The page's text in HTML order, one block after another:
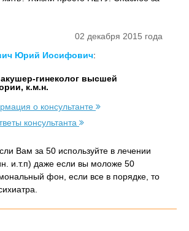
02 декабря 2015 года
Юрий Иосифович:
гинеколог высшей
к.м.н.
о консультанте
консультанта
Вам за 50 используйте в лечении
и.т.п) даже если вы моложе 50
фон, если все в порядке, то